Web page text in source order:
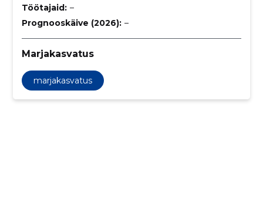
Töötajaid: –
Prognooskäive (2026): –
Marjakasvatus
marjakasvatus